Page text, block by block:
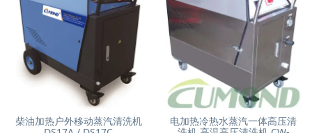
柴油加热户外移动蒸汽清洗机
电加热冷热水蒸汽一体高压清